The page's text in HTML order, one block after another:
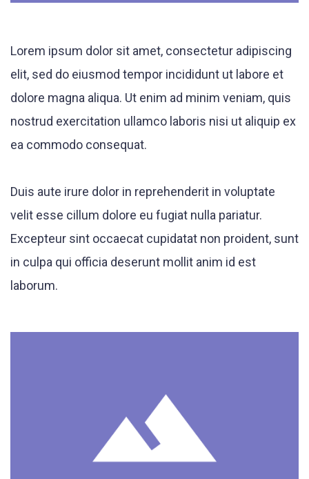
Lorem ipsum dolor sit amet, consectetur adipiscing
elit, sed do eiusmod tempor incididunt ut labore et
dolore magna aliqua. Ut enim ad minim veniam, quis
nostrud exercitation ullamco laboris nisi ut aliquip ex
ea commodo consequat.
Duis aute irure dolor in reprehenderit in voluptate
velit esse cillum dolore eu fugiat nulla pariatur.
Excepteur sint occaecat cupidatat non proident, sunt
in culpa qui officia deserunt mollit anim id est
laborum.